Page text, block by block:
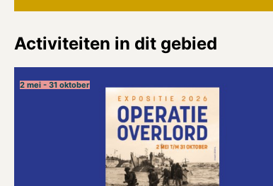
Activiteiten in dit gebied
2 mei - 31 oktober